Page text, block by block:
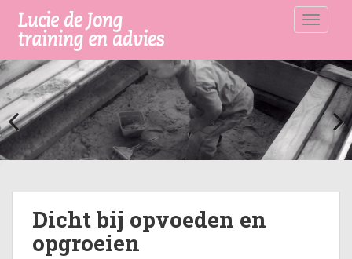
p
t
o
m
a
i
Dicht bij opvoeden en
opgroeien